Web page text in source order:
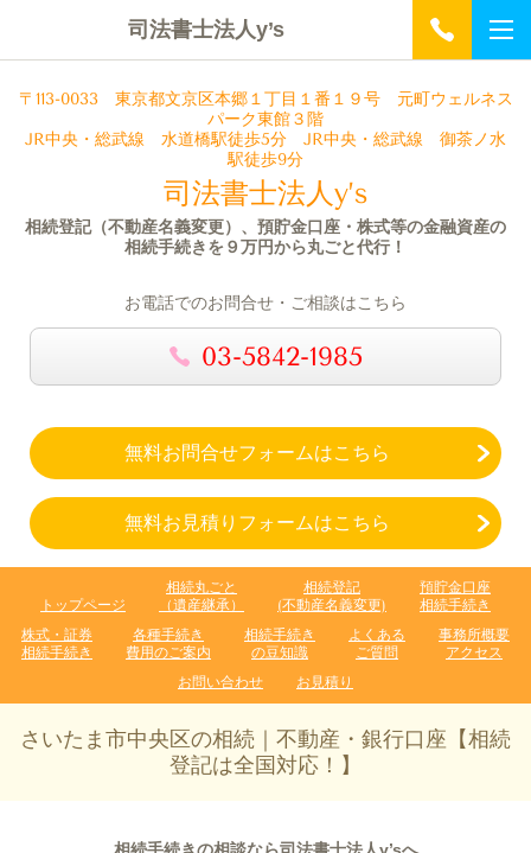
司法書士法人y’s
〒113-0033 東京都文京区本郷１丁目１番１９号 元町ウェルネス
パーク東館３階
JR中央・総武線 水道橋駅徒歩5分 JR中央・総武線 御茶ノ水
駅徒歩9分
司法書士法人y’s
相続登記（不動産名義変更）、預貯金口座・株式等の金融資産の
相続手続きを９万円から丸ごと代行！
お電話でのお問合せ・ご相談はこちら
03-5842-1985
無料お問合せフォームはこちら
無料お見積りフォームはこちら
トップページ
相続丸ごと
（遺産継承）
相続登記
(不動産名義変更)
預貯金口座
相続手続き
株式・証券
相続手続き
各種手続き
費用のご案内
相続手続き
の豆知識
よくある
ご質問
事務所概要
アクセス
お問い合わせ
お見積り
さいたま市中央区の相続｜不動産・銀行口座【相続
登記は全国対応！】